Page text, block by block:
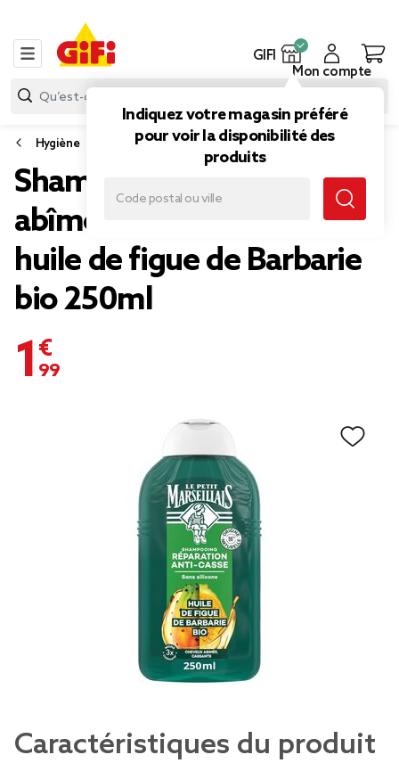
GIFI
Indiquez votre magasin préféré
pour voir la disponibilité des
produits
Mon compte
Hygiène
Shampoing cheveux
abîmés Le Petit Marseillais
huile de figue de Barbarie
bio 250ml
1,99 €
Caractéristiques du produit